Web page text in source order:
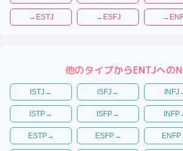
→ ESTJ → ESFJ →
他のタイプからENTJへの
ISTJ → ISFJ → INFJ
ISTP→ ISFP→ INFP
ESTP→ ESFP→ ENFP